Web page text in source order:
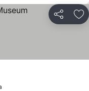
Condividi